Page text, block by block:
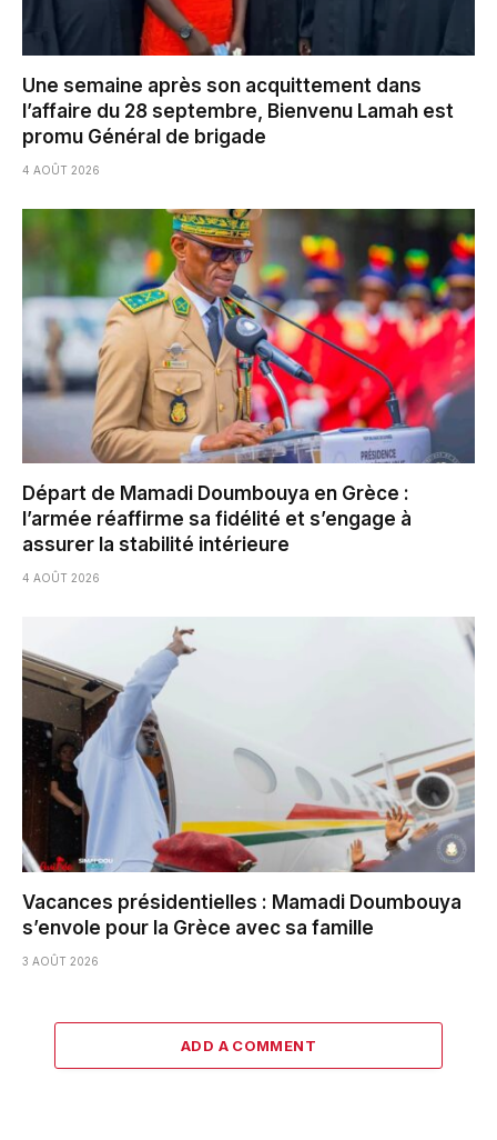
Une semaine après son acquittement dans
l’affaire du 28 septembre, Bienvenu Lamah est
promu Général de brigade
4 AOÛT 2026
Départ de Mamadi Doumbouya en Grèce :
l’armée réaffirme sa fidélité et s’engage à
assurer la stabilité intérieure
4 AOÛT 2026
Vacances présidentielles : Mamadi Doumbouya
s’envole pour la Grèce avec sa famille
3 AOÛT 2026
ADD A COMMENT